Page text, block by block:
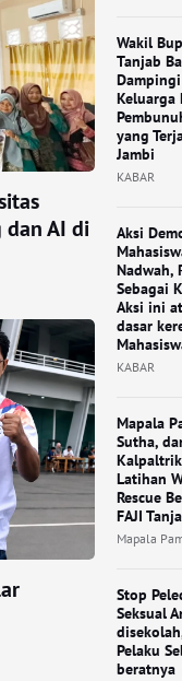
dan AI di
Wakil
Tanjab
Dampingi
Keluarga
yang
Jambi
KABAR
Aksi
Nadwah,
Sebagai
Aksi ini
dasar
KABAR
Mapala
Sutha,
Latihan
Rescue
FAJI
Mapala
Stop
Seksual
Pelaku
beratnya